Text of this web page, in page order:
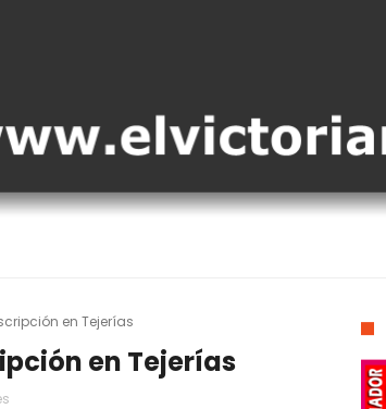
en Tejerías
en Tejerías